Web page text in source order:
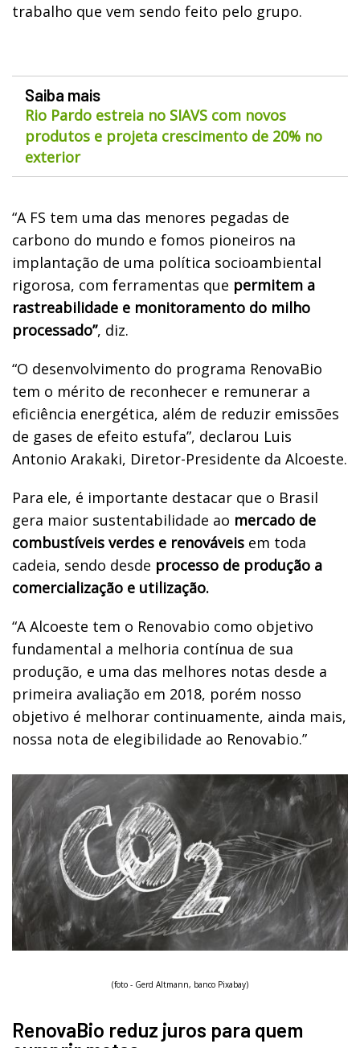
trabalho que vem sendo feito pelo grupo.
Saiba mais
Rio Pardo estreia no SIAVS com novos
produtos e projeta crescimento de 20% no
exterior
“A FS tem uma das menores pegadas de
carbono do mundo e fomos pioneiros na
implantação de uma política socioambiental
rigorosa, com ferramentas que permitem a
rastreabilidade e monitoramento do milho
processado”, diz.
“O desenvolvimento do programa RenovaBio
tem o mérito de reconhecer e remunerar a
eficiência energética, além de reduzir emissões
de gases de efeito estufa”, declarou Luis
Antonio Arakaki, Diretor-Presidente da Alcoeste.
Para ele, é importante destacar que o Brasil
gera maior sustentabilidade ao mercado de
combustíveis verdes e renováveis em toda
cadeia, sendo desde processo de produção a
comercialização e utilização.
“A Alcoeste tem o Renovabio como objetivo
fundamental a melhoria contínua de sua
produção, e uma das melhores notas desde a
primeira avaliação em 2018, porém nosso
objetivo é melhorar continuamente, ainda mais,
nossa nota de elegibilidade ao Renovabio.”
(foto - Gerd Altmann, banco Pixabay)
RenovaBio reduz juros para quem